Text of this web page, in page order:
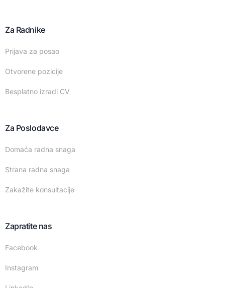
Za Radnike
Prijava za posao
Otvorene pozicije
Besplatno izradi CV
Za Poslodavce
Domaća radna snaga
Strana radna snaga
Zakažite konsultacije
Zapratite nas
Facebook
Instagram